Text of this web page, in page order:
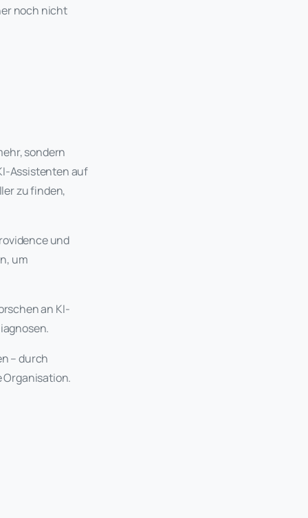
noch nicht
sondern
Assistenten auf
zu finden,
und
um
an KI-
– durch
Organisation.